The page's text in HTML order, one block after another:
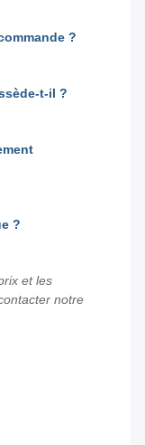
?
t-il ?
?
et les
notre